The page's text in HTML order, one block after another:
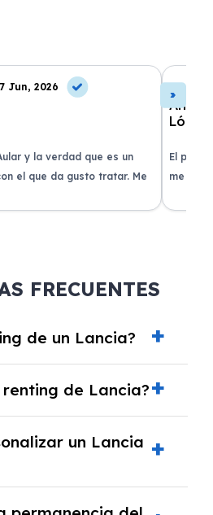
Jun, 2026
y la verdad que es un
el que da gusto tratar. Me
El
me
FRECUENTES
de un Lancia?
en el que pagas una
el uso del coche
determinado,
2 y 5 años.
renting de Lancia?
mantenimiento,
asistencia en
de la documentación.
un Lancia